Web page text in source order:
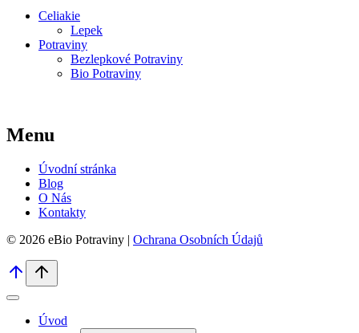
Celiakie
Lepek
Potraviny
Bezlepkové Potraviny
Bio Potraviny
Menu
Úvodní stránka
Blog
O Nás
Kontakty
© 2026 eBio Potraviny | Ochrana Osobních Údajů
Úvod